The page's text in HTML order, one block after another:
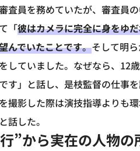
査員を務めていたが、審査員
「彼はカメラに完全に身をゆ
んでいたことです。そして明
していました。なぜなら、12
す」と話し、是枝監督の仕事を
撮影した際は演技指導よりも
話した。
”から実在の人物